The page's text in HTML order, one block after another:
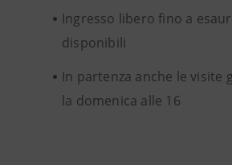
Ingresso libero fino a
disponibili
In partenza anche le visite
la domenica alle 16